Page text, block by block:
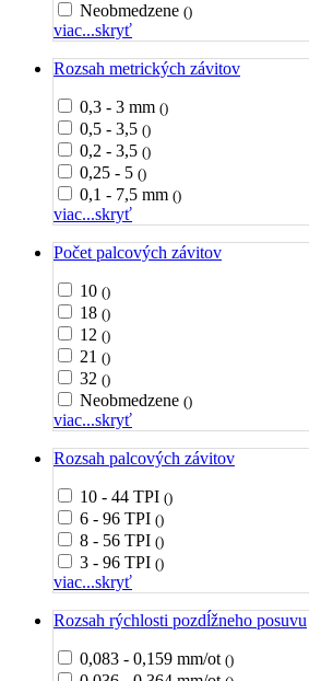
Neobmedzene ()
viac...skryť
Rozsah metrických závitov
0,3 - 3 mm ()
0,5 - 3,5 ()
0,2 - 3,5 ()
0,25 - 5 ()
0,1 - 7,5 mm ()
viac...skryť
Počet palcových závitov
10 ()
18 ()
12 ()
21 ()
32 ()
Neobmedzene ()
viac...skryť
Rozsah palcových závitov
10 - 44 TPI ()
6 - 96 TPI ()
8 - 56 TPI ()
3 - 96 TPI ()
viac...skryť
Rozsah rýchlosti pozdĺžneho posuvu
0,083 - 0,159 mm/ot ()